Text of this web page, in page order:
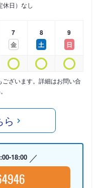
休日）なし
7
金
8
土
9
日
ざいます。詳細はお問い合
ら
18:00